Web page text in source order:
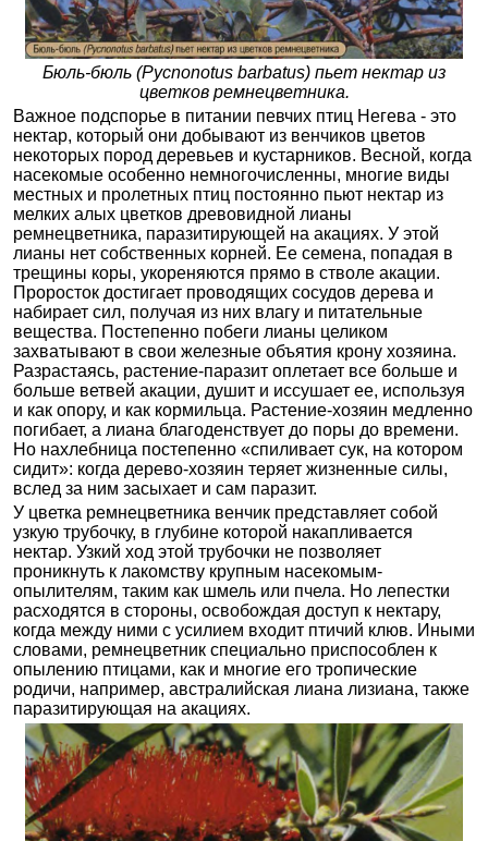
Бюль-бюль (Pycnonotus barbatus) пьет нектар из
цветков ремнецветника.
Важное подспорье в питании певчих птиц Негева - это
нектар, который они добывают из венчиков цветов
некоторых пород деревьев и кустарников. Весной, когда
насекомые особенно немногочисленны, многие виды
местных и пролетных птиц постоянно пьют нектар из
мелких алых цветков древовидной лианы
ремнецветника, паразитирующей на акациях. У этой
лианы нет собственных корней. Ее семена, попадая в
трещины коры, укореняются прямо в стволе акации.
Проросток достигает проводящих сосудов дерева и
набирает сил, получая из них влагу и питательные
вещества. Постепенно побеги лианы целиком
захватывают в свои железные объятия крону хозяина.
Разрастаясь, растение-паразит оплетает все больше и
больше ветвей акации, душит и иссушает ее, используя
и как опору, и как кормильца. Растение-хозяин медленно
погибает, а лиана благоденствует до поры до времени.
Но нахлебница постепенно «спиливает сук, на котором
сидит»: когда дерево-хозяин теряет жизненные силы,
вслед за ним засыхает и сам паразит.
У цветка ремнецветника венчик представляет собой
узкую трубочку, в глубине которой накапливается
нектар. Узкий ход этой трубочки не позволяет
проникнуть к лакомству крупным насекомым-
опылителям, таким как шмель или пчела. Но лепестки
расходятся в стороны, освобождая доступ к нектару,
когда между ними с усилием входит птичий клюв. Иными
словами, ремнецветник специально приспособлен к
опылению птицами, как и многие его тропические
родичи, например, австралийская лиана лизиана, также
паразитирующая на акациях.